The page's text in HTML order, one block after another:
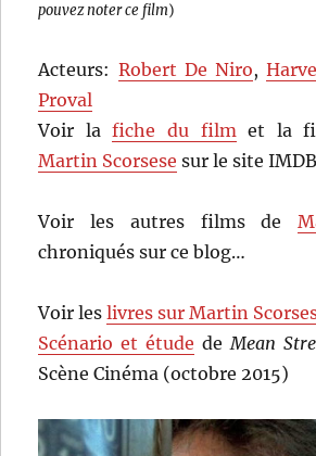
pouvez noter ce film)
Acteurs: Robert De Niro,
Proval
Voir lafiche du filmet la
Martin Scorsese sur le site
Voir les autres films de
chroniqués sur ce blog…
Voir leslivres sur Martin
Scénario et étude deMean
Scène Cinéma (octobre 2015)